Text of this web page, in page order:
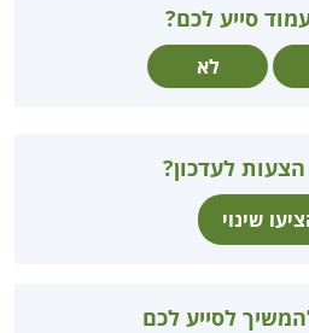
סייע לכם?
לא
לעדכון?
שינוי
לסייע לכם